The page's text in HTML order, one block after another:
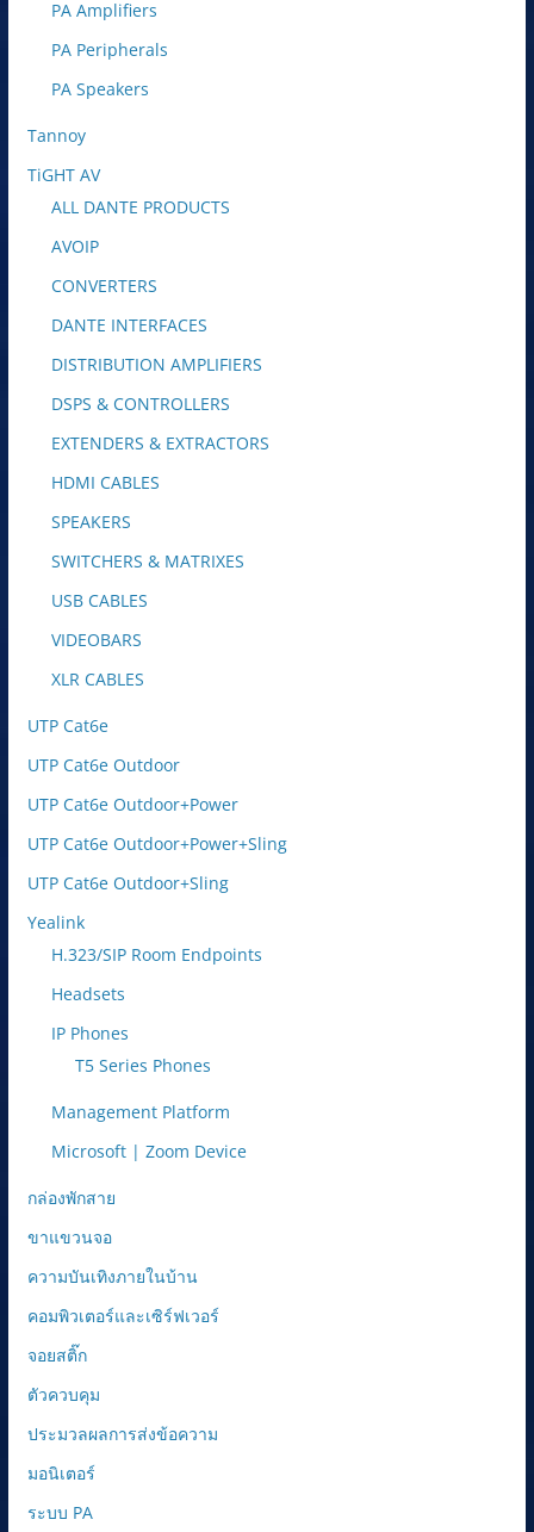
PA Amplifiers
PA Peripherals
PA Speakers
Tannoy
TiGHT AV
ALL DANTE PRODUCTS
AVOIP
CONVERTERS
DANTE INTERFACES
DISTRIBUTION AMPLIFIERS
DSPS & CONTROLLERS
EXTENDERS & EXTRACTORS
HDMI CABLES
SPEAKERS
SWITCHERS & MATRIXES
USB CABLES
VIDEOBARS
XLR CABLES
UTP Cat6e
UTP Cat6e Outdoor
UTP Cat6e Outdoor+Power
UTP Cat6e Outdoor+Power+Sling
UTP Cat6e Outdoor+Sling
Yealink
H.323/SIP Room Endpoints
Headsets
IP Phones
T5 Series Phones
Management Platform
Microsoft | Zoom Device
กล่องพักสาย
ขาแขวนจอ
ความบันเทิงภายในบ้าน
คอมพิวเตอร์และเซิร์ฟเวอร์
จอยสติ๊ก
ตัวควบคุม
ประมวลผลการส่งข้อความ
มอนิเตอร์
ระบบ PA